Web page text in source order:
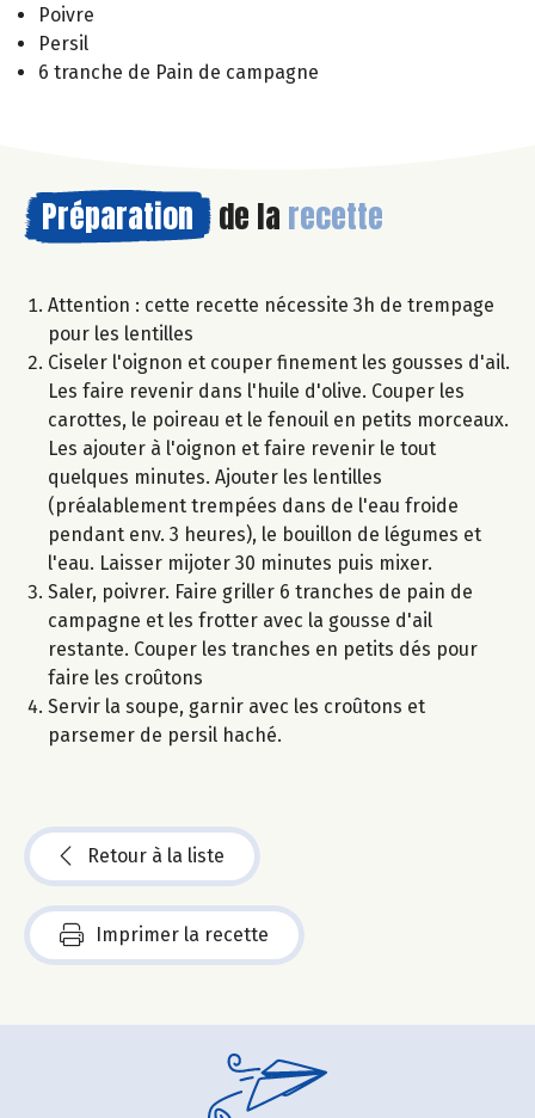
Poivre
Persil
6 tranche de Pain de campagne
Préparation de la recette
Attention : cette recette nécessite 3h de trempage
pour les lentilles
Ciseler l'oignon et couper finement les gousses d'ail.
Les faire revenir dans l'huile d'olive. Couper les
carottes, le poireau et le fenouil en petits morceaux.
Les ajouter à l'oignon et faire revenir le tout
quelques minutes. Ajouter les lentilles
(préalablement trempées dans de l'eau froide
pendant env. 3 heures), le bouillon de légumes et
l'eau. Laisser mijoter 30 minutes puis mixer.
Saler, poivrer. Faire griller 6 tranches de pain de
campagne et les frotter avec la gousse d'ail
restante. Couper les tranches en petits dés pour
faire les croûtons
Servir la soupe, garnir avec les croûtons et
parsemer de persil haché.
Retour à la liste
Imprimer la recette